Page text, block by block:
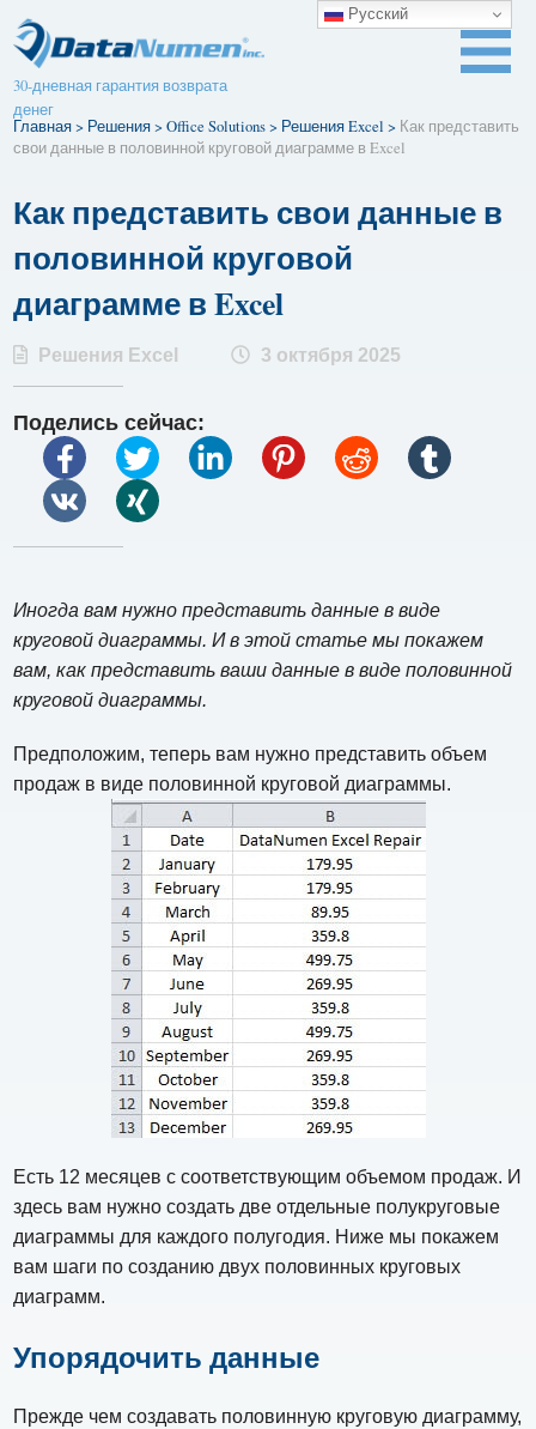
30-дневная гарантия возврата
денег
Главная> Решения>Office Solutions> Решения Excel > Как представить
свои данные в половинной круговой диаграмме в Excel
Как представить свои данные в
половинной круговой
диаграмме в Excel
Решения Excel 3 октября 2025
Поделись сейчас:
Иногда вам нужно представить данные в виде
круговой диаграммы. И в этой статье мы покажем
вам, как представить ваши данные в виде половинной
круговой диаграммы.
Предположим, теперь вам нужно представить объем
продаж в виде половинной круговой диаграммы.
Есть 12 месяцев с соответствующим объемом продаж. И
здесь вам нужно создать две отдельные полукруговые
диаграммы для каждого полугодия. Ниже мы покажем
вам шаги по созданию двух половинных круговых
диаграмм.
Упорядочить данные
Прежде чем создавать половинную круговую диаграмму,
Русский